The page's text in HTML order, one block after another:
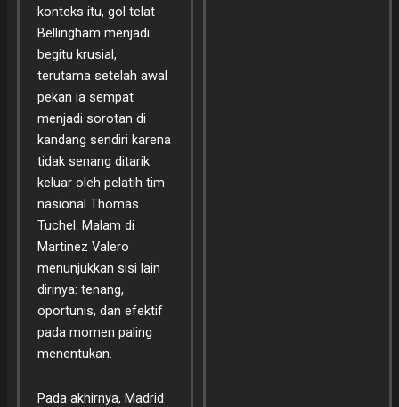
konteks itu, gol telat
Bellingham menjadi
begitu krusial,
terutama setelah awal
pekan ia sempat
menjadi sorotan di
kandang sendiri karena
tidak senang ditarik
keluar oleh pelatih tim
nasional Thomas
Tuchel. Malam di
Martinez Valero
menunjukkan sisi lain
dirinya: tenang,
oportunis, dan efektif
pada momen paling
menentukan.
Pada akhirnya, Madrid